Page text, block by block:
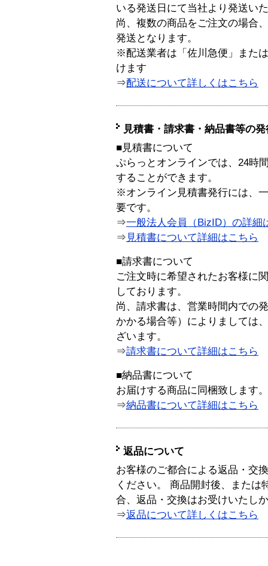
いる発送日にて当社より発送い
尚、複数の商品をご注文の場合
発送となります。
※配送業者は「佐川急便」また
けます
⇒配送について詳しくはこちら
見積書・請求書・納品書等の
■見積書について
ぷらっとオンラインでは、24時
することができます。
※オンライン見積書発行には、
要です。
⇒一般法人会員（BizID）の詳細
⇒ 見積書について詳細はこちら
■請求書について
ご注文時に希望されたお客様に
しております。
尚、請求書は、営業時間内での
かかる場合等）によりましては
ざいます。
⇒請求書について詳細はこちら
■納品書について
お届けする商品に同梱致します。
⇒納品書について詳細はこちら
返品について
お客様のご都合による返品・交
ください。 商品開封後、または
合、返品・交換はお受けいたし
⇒返品について詳しくはこちら